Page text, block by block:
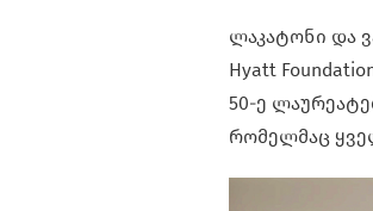
ლაკატონი და
Hyatt
50-ე
რომელმაც